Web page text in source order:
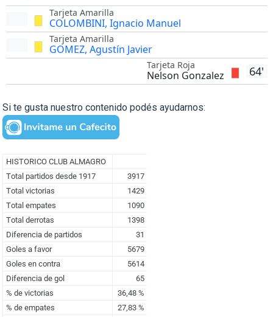
Tarjeta Amarilla
COLOMBINI, Ignacio Manuel
Tarjeta Amarilla
GOMEZ, Agustín Javier
64'
Tarjeta Roja
Nelson Gonzalez
Si te gusta nuestro contenido podés ayudarnos: